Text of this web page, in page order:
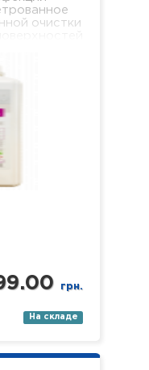
очистки
поддоны
грн.
На складе